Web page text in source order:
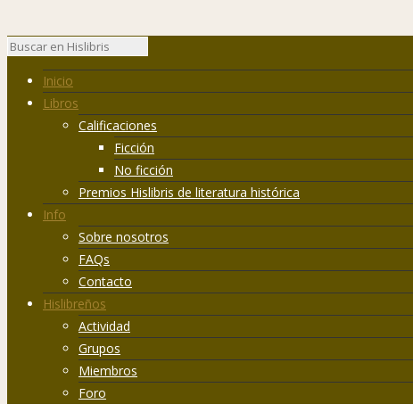
Inicio
Libros
Calificaciones
Ficción
No ficción
Premios Hislibris de literatura histórica
Info
Sobre nosotros
FAQs
Contacto
Hislibreños
Actividad
Grupos
Miembros
Foro